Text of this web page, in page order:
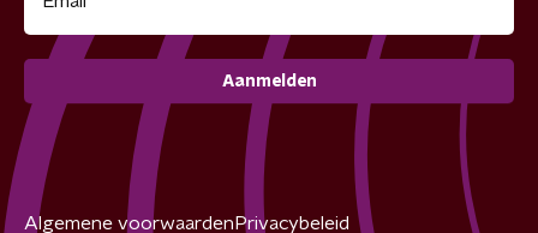
Aanmelden
Algemene voorwaarden Privacybeleid